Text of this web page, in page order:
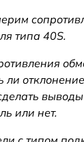
типа 40S.
ли
или нет.